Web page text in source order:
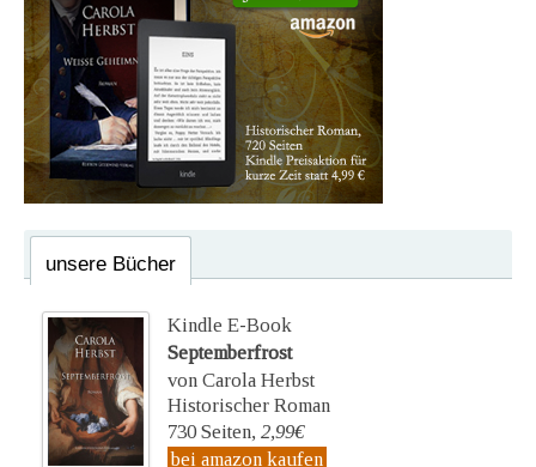
unsere Bücher
Kindle E-Book
Septemberfrost
von Carola Herbst
Historischer Roman
730 Seiten, 2,99€
bei amazon kaufen